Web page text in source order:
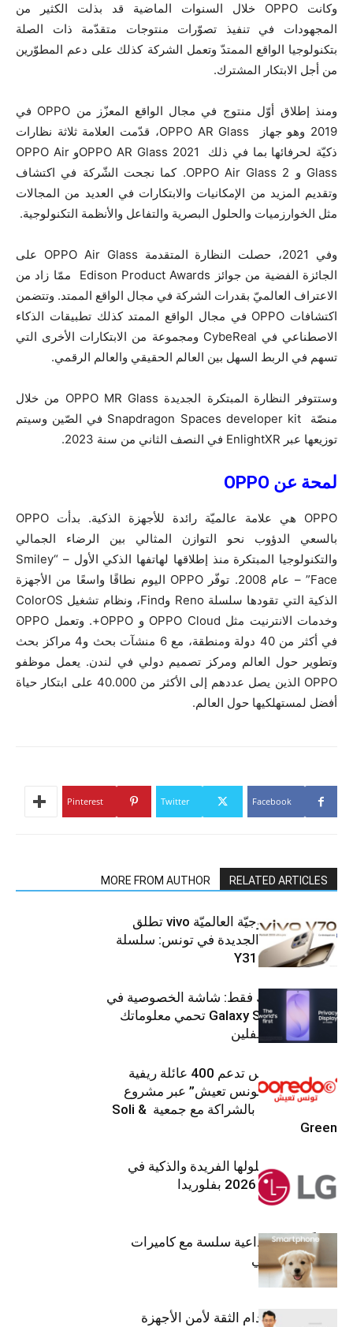
وكانت OPPO خلال السنوات الماضية قد بذلت الكثير من
المجهودات في تنفيذ تصوّرات منتوجات متقدّمة ذات الصلة
بتكنولوجيا الواقع الممتدّ وتعمل الشركة كذلك على دعم المطوّرين
من أجل الابتكار المشترك.
ومنذ إطلاق أوّل منتوج في مجال الواقع المعزّز من OPPO في
2019 وهو جهاز OPPO AR Glass، قدّمت العلامة ثلاثة نظارات
ذكيّة لحرفائها بما في ذلك OPPO AR Glass 2021و OPPO Air
Glass و OPPO Air Glass 2. كما نجحت الشّركة في اكتشاف
وتقديم المزيد من الإمكانيات والابتكارات في العديد من المجالات
مثل الخوارزميات والحلول البصرية والتفاعل والأنظمة التكنولوجية.
وفي 2021، حصلت النظارة المتقدمة OPPO Air Glass على
الجائزة الفضية من جوائز Edison Product Awards ممّا زاد من
الاعتراف العالميّ بقدرات الشركة في مجال الواقع الممتد. وتتضمن
اكتشافات OPPO في مجال الواقع الممتد كذلك تطبيقات الذكاء
الاصطناعي في CybeReal ومجموعة من الابتكارات الأخرى التي
تسهم في الربط السهل بين العالم الحقيقي والعالم الرقمي.
وستتوفر النظارة المبتكرة الجديدة OPPO MR Glass من خلال
منصّة Snapdragon Spaces developer kit في الصّين وسيتم
توزيعها عبر EnlightXR في النصف الثاني من سنة 2023.
لمحة عن OPPO
OPPO هي علامة عالميّة رائدة للأجهزة الذكية. بدأت OPPO
بالسعي الدؤوب نحو التوازن المثالي بين الرضاء الجمالي
والتكنولوجيا المبتكرة منذ إطلاقها لهاتفها الذكي الأول – “Smiley
Face” – عام 2008. توفّر OPPO اليوم نطاقًا واسعًا من الأجهزة
الذكية التي تقودها سلسلة Reno وFind، ونظام تشغيل ColorOS
وخدمات الانترنيت مثل OPPO Cloud و OPPO+. وتعمل OPPO
في أكثر من 40 دولة ومنطقة، مع 6 منشآت بحث و4 مراكز بحث
وتطوير حول العالم ومركز تصميم دولي في لندن. يعمل موظفو
OPPO الذين يصل عددهم إلى الأكثر من 40.000 على ابتكار حياة
أفضل لمستهلكيها حول العالم.
Facebook
Twitter
Pinterest
RELATED ARTICLES
MORE FROM AUTHOR
العلامة التّكنولوجيّة العالميّة vivo تطلق
هواتفها الذكيّة الجديدة في تونس: سلسلة
V70 وسلسلة Y31
شاشتك، لعينيك فقط: شاشة الخصوصية في
جهاز Galaxy S26 Ultra تحمي معلوماتك
من أعين المتطفلين
Ooredoo تونس تدعم 400 عائلة ريفية
ضمن برنامج “تونس تعيش” عبر مشروع
تنموي مستدام بالشراكة مع جمعية Soli &
Green
إل جي تقدم حلولها الفريدة والذكية في
معرض (KBIS) 2026 بفلوريدا
قريباً: تجربة إبداعية سلسة مع كاميرات
أجهزة جالاكسي
استراتيجية انعدام الثقة لأمن الأجهزة